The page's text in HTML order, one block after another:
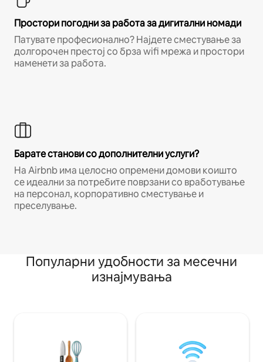
Простори погодни за работа за дигитални номади
Патувате професионално? Најдете сместување за
долгорочен престој со брза wifi мрежа и простори
наменети за работа.
Барате станови со дополнителни услуги?
На Airbnb има целосно опремени домови коишто
се идеални за потребите поврзани со вработување
на персонал, корпоративно сместување и
преселување.
Популарни удобности за месечни
изнајмувања